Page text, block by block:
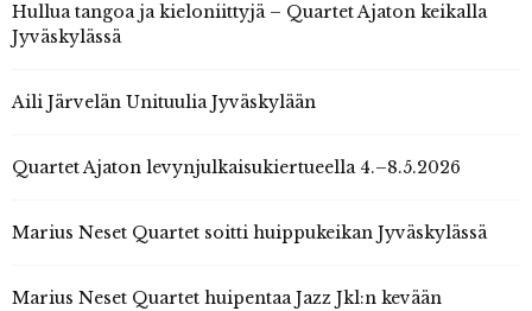
Hullua tangoa ja kieloniittyjä – Quartet Ajaton keikalla
Jyväskylässä
Aili Järvelän Unituulia Jyväskylään
Quartet Ajaton levynjulkaisukiertueella 4.–8.5.2026
Marius Neset Quartet soitti huippukeikan Jyväskylässä
Marius Neset Quartet huipentaa Jazz Jkl:n kevään